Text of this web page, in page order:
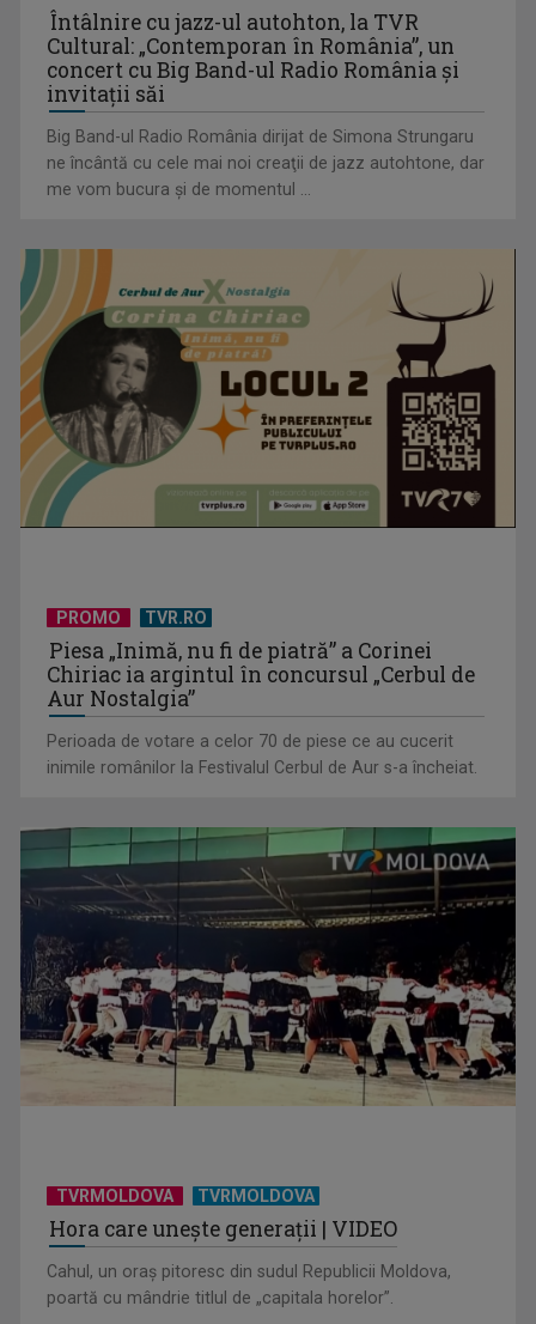
Serialul „Toate pânzele sus!” ne umple duminicile de
aventură, la TVR 2
Cate Blanchett este „Blue Jasmine” – sâmbătă seară, la TVR
1
Întâlnire cu jazz-ul autohton, la TVR
Cultural: „Contemporan în România”, un
concert cu Big Band-ul Radio România şi
invitaţii săi
Big Band-ul Radio România dirijat de Simona Strungaru
ne încântă cu cele mai noi creaţii de jazz autohtone, dar
me vom bucura şi de momentul ...
PROMO TVR.RO
Piesa „Inimă, nu fi de piatră” a Corinei
Chiriac ia argintul în concursul „Cerbul de
Aur Nostalgia”
Perioada de votare a celor 70 de piese ce au cucerit
inimile românilor la Festivalul Cerbul de Aur s-a încheiat.
TVRMOLDOVA TVRMOLDOVA
Hora care unește generații | VIDEO
Cahul, un oraș pitoresc din sudul Republicii Moldova,
poartă cu mândrie titlul de „capitala horelor”.